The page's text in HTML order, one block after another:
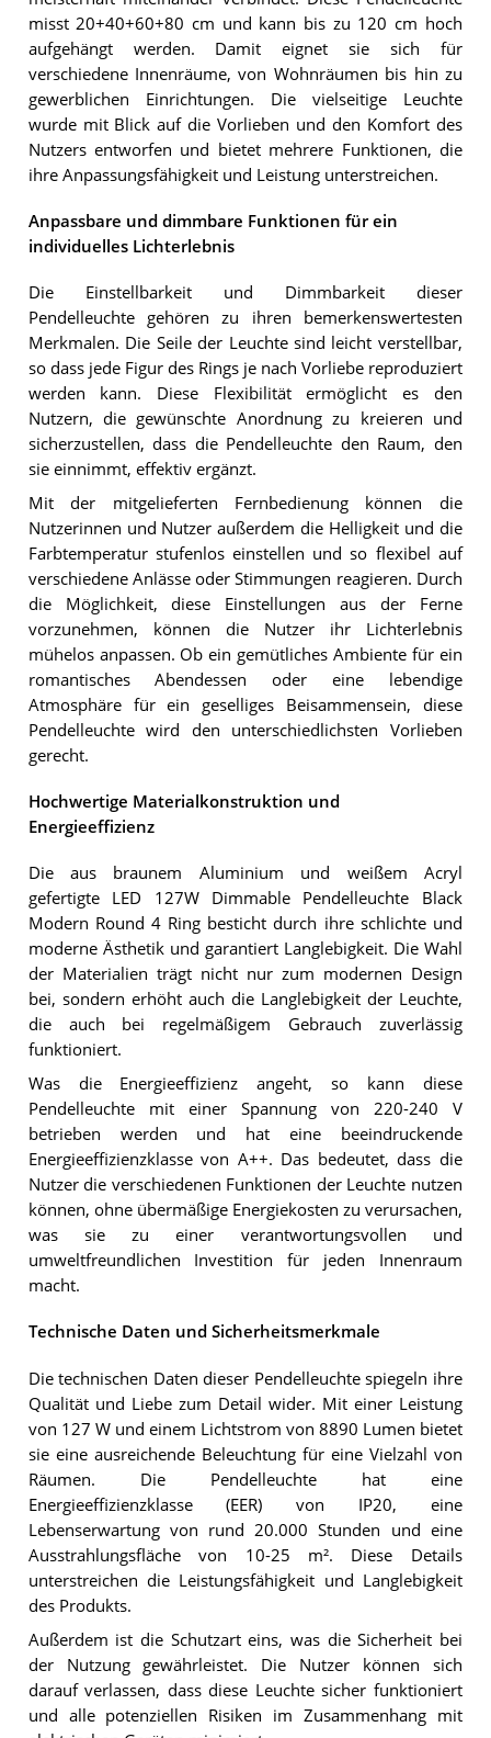
misst 20+40+60+80 cm und kann bis zu 120 cm hoch
aufgehängt werden. Damit eignet sie sich für
verschiedene Innenräume, von Wohnräumen bis hin zu
gewerblichen Einrichtungen. Die vielseitige Leuchte
wurde mit Blick auf die Vorlieben und den Komfort des
Nutzers entworfen und bietet mehrere Funktionen, die
ihre Anpassungsfähigkeit und Leistung unterstreichen.
Anpassbare und dimmbare Funktionen für ein
individuelles Lichterlebnis
Die Einstellbarkeit und Dimmbarkeit dieser
Pendelleuchte gehören zu ihren bemerkenswertesten
Merkmalen. Die Seile der Leuchte sind leicht verstellbar,
so dass jede Figur des Rings je nach Vorliebe reproduziert
werden kann. Diese Flexibilität ermöglicht es den
Nutzern, die gewünschte Anordnung zu kreieren und
sicherzustellen, dass die Pendelleuchte den Raum, den
sie einnimmt, effektiv ergänzt.
Mit der mitgelieferten Fernbedienung können die
Nutzerinnen und Nutzer außerdem die Helligkeit und die
Farbtemperatur stufenlos einstellen und so flexibel auf
verschiedene Anlässe oder Stimmungen reagieren. Durch
die Möglichkeit, diese Einstellungen aus der Ferne
vorzunehmen, können die Nutzer ihr Lichterlebnis
mühelos anpassen. Ob ein gemütliches Ambiente für ein
romantisches Abendessen oder eine lebendige
Atmosphäre für ein geselliges Beisammensein, diese
Pendelleuchte wird den unterschiedlichsten Vorlieben
gerecht.
Hochwertige Materialkonstruktion und
Energieeffizienz
Die aus braunem Aluminium und weißem Acryl
gefertigte LED 127W Dimmable Pendelleuchte Black
Modern Round 4 Ring besticht durch ihre schlichte und
moderne Ästhetik und garantiert Langlebigkeit. Die Wahl
der Materialien trägt nicht nur zum modernen Design
bei, sondern erhöht auch die Langlebigkeit der Leuchte,
die auch bei regelmäßigem Gebrauch zuverlässig
funktioniert.
Was die Energieeffizienz angeht, so kann diese
Pendelleuchte mit einer Spannung von 220-240 V
betrieben werden und hat eine beeindruckende
Energieeffizienzklasse von A++. Das bedeutet, dass die
Nutzer die verschiedenen Funktionen der Leuchte nutzen
können, ohne übermäßige Energiekosten zu verursachen,
was sie zu einer verantwortungsvollen und
umweltfreundlichen Investition für jeden Innenraum
macht.
Technische Daten und Sicherheitsmerkmale
Die technischen Daten dieser Pendelleuchte spiegeln ihre
Qualität und Liebe zum Detail wider. Mit einer Leistung
von 127 W und einem Lichtstrom von 8890 Lumen bietet
sie eine ausreichende Beleuchtung für eine Vielzahl von
Räumen. Die Pendelleuchte hat eine
Energieeffizienzklasse (EER) von IP20, eine
Lebenserwartung von rund 20.000 Stunden und eine
Ausstrahlungsfläche von 10-25 m². Diese Details
unterstreichen die Leistungsfähigkeit und Langlebigkeit
des Produkts.
Außerdem ist die Schutzart eins, was die Sicherheit bei
der Nutzung gewährleistet. Die Nutzer können sich
darauf verlassen, dass diese Leuchte sicher funktioniert
und alle potenziellen Risiken im Zusammenhang mit